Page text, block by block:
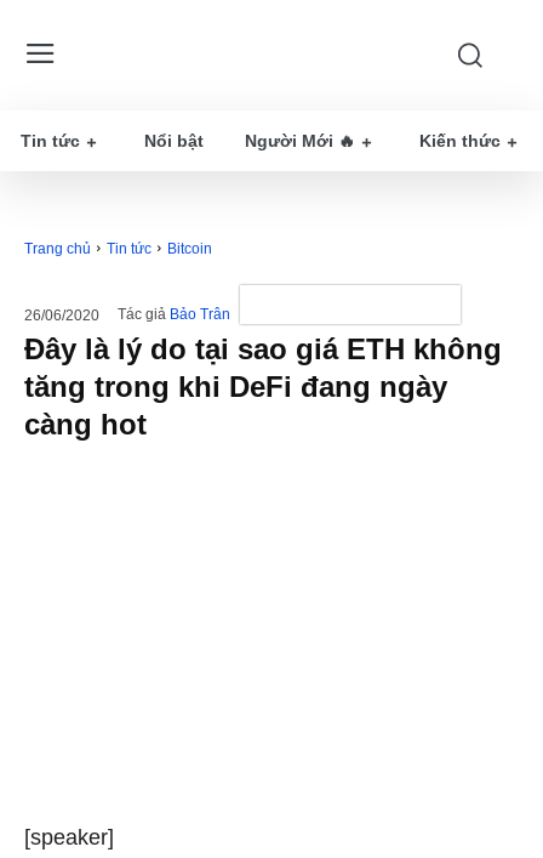
Tin tức Nổi bật Người Mới 🔥 Kiến thức
Trang chủ Tin tức Bitcoin
26/06/2020 Tác giả Bảo Trân
Đây là lý do tại sao giá ETH không
tăng trong khi DeFi đang ngày
càng hot
[speaker]